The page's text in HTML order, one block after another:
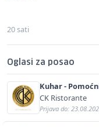
20 sati
Oglasi za posao
Kuhar -
CK Ristorante
Prijava do: